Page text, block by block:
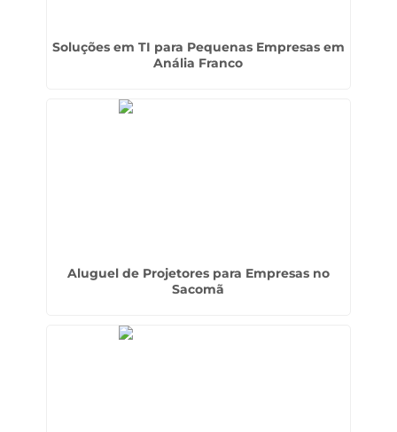
Soluções em TI para Pequenas Empresas em
Anália Franco
Aluguel de Projetores para Empresas no
Sacomã